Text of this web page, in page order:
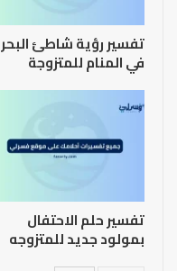
تفسير رؤية شاطئ البحر
في المنام للمتزوجة
تفسير حلم الاحتفال
بمولود جديد للمتزوجه